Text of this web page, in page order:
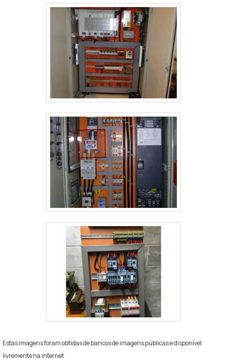
Estas imagens foram obtidas de bancos de imagens públicas e disponível
livremente na internet